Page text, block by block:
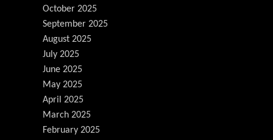
October 2025
September 2025
August 2025
July 2025
June 2025
May 2025
April 2025
March 2025
February 2025